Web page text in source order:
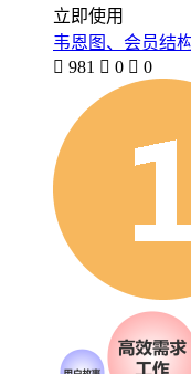
立即使用
韦恩图、会员结
 981  0  0